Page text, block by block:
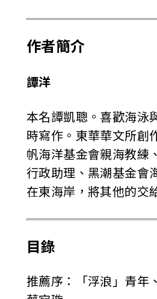
作者簡介
譚洋
本名譚凱聰。喜歡海泳
時寫作。東華華文所創
帆海洋基金會親海教練
行政助理、黑潮基金會
在東海岸，將其他的交
目錄
推薦序：「浮浪」青年